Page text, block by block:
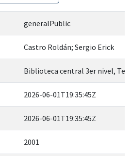
generalPublic
Castro Roldán; Sergio Erick
Biblioteca central 3er nivel,
2026-06-01T19:35:45Z
2026-06-01T19:35:45Z
2001